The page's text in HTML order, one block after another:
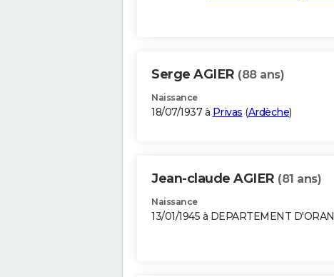
Serge AGIER (88 ans)
Naissance
18/07/1937 à Privas (Ardèche)
Jean-claude AGIER (81 ans)
Naissance
13/01/1945 à DEPARTEMENT D'ORAN